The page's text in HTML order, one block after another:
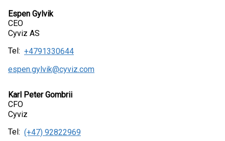
Espen Gylvik
CEO
Cyviz AS
Tel: +4791330644
espen.gylvik@cyviz.com
Karl Peter Gombrii
CFO
Cyviz
Tel: (+47) 92822969